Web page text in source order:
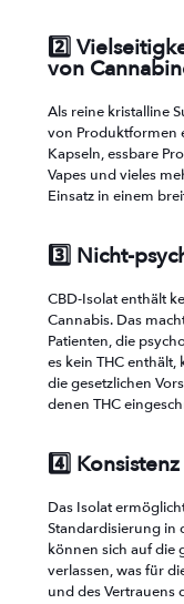
2️⃣
von
Als reine kristalline
von Produktformen
Kapseln, essbare
Vapes und vieles
Einsatz in einem
3️⃣ Nicht-
CBD-Isolat enthält
Cannabis. Das
Patienten, die
es kein THC
die gesetzlichen
denen THC
4️⃣
Das Isolat
Standardisierung in
können sich auf die
verlassen, was für
und des Vertrauens